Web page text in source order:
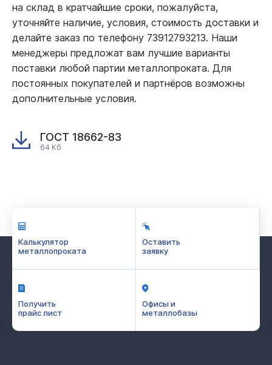
на склад в кратчайшие сроки, пожалуйста,
уточняйте наличие, условия, стоимость доставки и
делайте заказ по телефону 73912793213. Наши
менеджеры предложат вам лучшие варианты
поставки любой партии металлопроката. Для
постоянных покупателей и партнёров возможны
дополнительные условия.
ГОСТ 18662-83
64 Кб
Калькулятор
металлопроката
Оставить
заявку
Получить
прайс лист
Офисы и
металлобазы